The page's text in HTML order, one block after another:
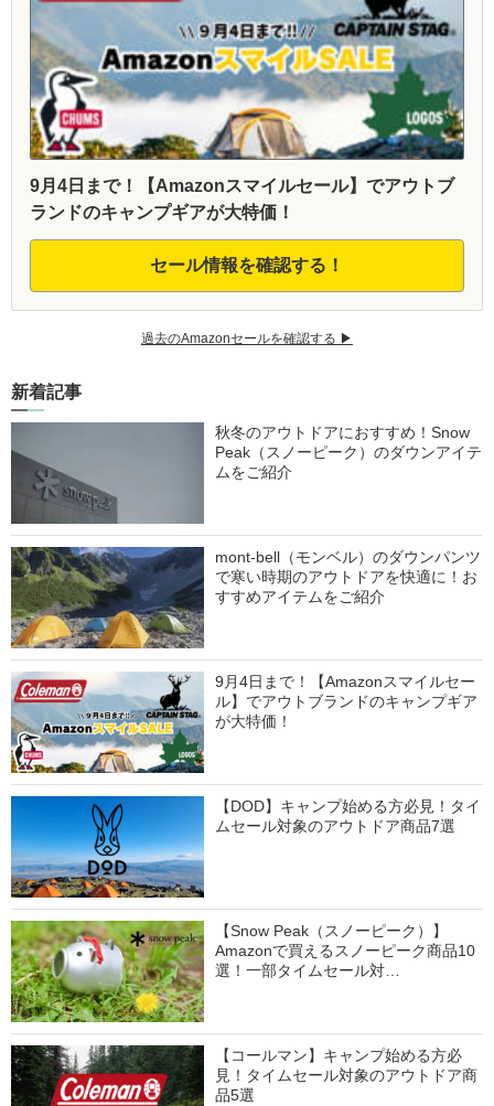
9月4日まで！【Amazonスマイルセール】でアウトブ
ランドのキャンプギアが大特価！
セール情報を確認する！
過去のAmazonセールを確認する ▶︎
新着記事
秋冬のアウトドアにおすすめ！Snow
Peak（スノーピーク）のダウンアイテ
ムをご紹介
mont-bell（モンベル）のダウンパンツ
で寒い時期のアウトドアを快適に！お
すすめアイテムをご紹介
9月4日まで！【Amazonスマイルセー
ル】でアウトブランドのキャンプギア
が大特価！
【DOD】キャンプ始める方必見！タイ
ムセール対象のアウトドア商品7選
【Snow Peak（スノーピーク）】
Amazonで買えるスノーピーク商品10
選！一部タイムセール対…
【コールマン】キャンプ始める方必
見！タイムセール対象のアウトドア商
品5選